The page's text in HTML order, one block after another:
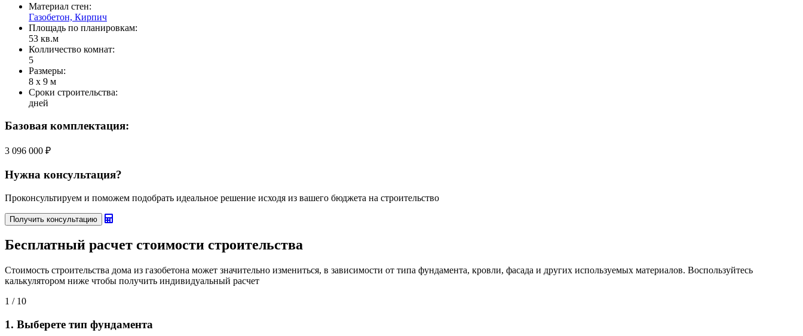
Материал стен:
Газобетон, Кирпич
Площадь по планировкам:
53 кв.м
Колличество комнат:
5
Размеры:
8 x 9 м
Сроки строительства:
дней
Базовая комплектация:
3 096 000 ₽
Нужна консультация?
Проконсультируем и поможем подобрать идеальное решение исходя из вашего бюджета на строительство
Получить консультацию
Бесплатный расчет стоимости строительства
Стоимость строительства дома из газобетона может значительно измениться, в зависимости от типа фундамента, кровли, фасада и других используемых материалов. Воспользуйтесь
калькулятором ниже чтобы получить индивидуальный расчет
1 / 10
1. Выберете тип фундамента